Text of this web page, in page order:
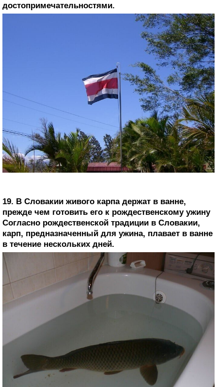
достопримечательностями.
19. В Словакии живого карпа держат в ванне,
прежде чем готовить его к рождественскому ужину
Согласно рождественской традиции в Словакии,
карп, предназначенный для ужина, плавает в ванне
в течение нескольких дней.